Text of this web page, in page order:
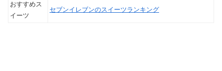
おすすめス
イーツ
セブンイレブンのスイーツランキング